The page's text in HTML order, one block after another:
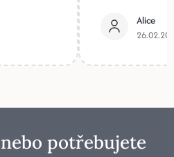
Alice
potřebujete